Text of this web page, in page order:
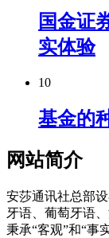
国金证
实体验
10
基金的
网站简介
安莎通讯社总部
牙语、葡萄牙语
秉承“客观”和“事